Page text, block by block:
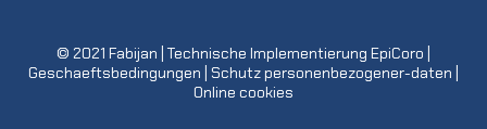
© 2021 Fabijan | Technische Implementierung EpiCoro
Geschaeftsbedingungen Schutz personenbezogener-daten
Online cookies